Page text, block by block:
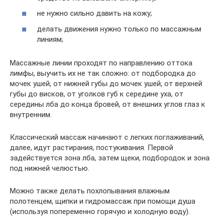
не нужно сильно давить на кожу;
делать движения нужно только по массажным
линиям;
Массажные линии проходят по направлению оттока
лимфы, выучить их не так сложно: от подбородка до
мочек ушей, от нижней губы до мочек ушей, от верхней
губы до висков, от уголков губ к середине уха, от
середины лба до конца бровей, от внешних углов глаз к
внутренним.
Классический массаж начинают с легких поглаживаний,
далее, идут растирания, постукивания. Первой
задействуется зона лба, затем щеки, подбородок и зона
под нижней челюстью.
Можно также делать похлопывания влажным
полотенцем, щипки и гидромассаж при помощи душа
(используя попеременно горячую и холодную воду).